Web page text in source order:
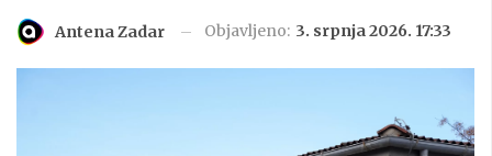
Antena Zadar Objavljeno: 3. srpnja 2026. 17:33